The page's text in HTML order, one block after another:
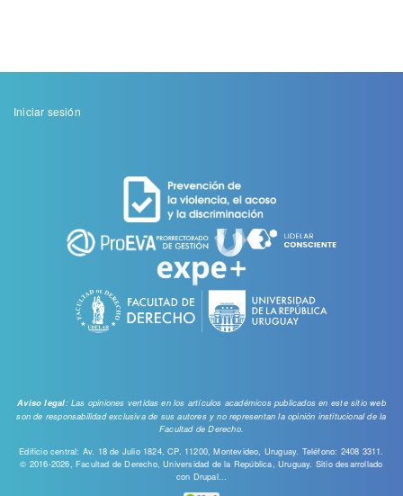
Menu
Iniciar sesión
Aviso legal: Las opiniones vertidas en los artículos académicos publicados en este sitio web
son de responsabilidad exclusiva de sus autores y no representan la opinión institucional de la
Facultad de Derecho.
Edificio central: Av. 18 de Julio 1824, CP. 11200, Montevideo, Uruguay. Teléfono: 2408 3311.
© 2016-2026, Facultad de Derecho, Universidad de la República, Uruguay. Sitio desarrollado
con Drupal...